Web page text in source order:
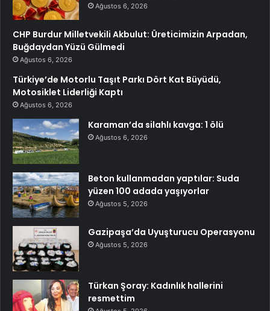
Ağustos 6, 2026
CHP Burdur Milletvekili Akbulut: Üreticimizin Arpadan,
Buğdaydan Yüzü Gülmedi
Ağustos 6, 2026
Türkiye’de Motorlu Taşıt Parkı Dört Kat Büyüdü,
Motosiklet Liderliği Kaptı
Ağustos 6, 2026
Karaman’da silahlı kavga: 1 ölü
Ağustos 6, 2026
Beton kullanmadan yaptılar: Suda
yüzen 100 adada yaşıyorlar
Ağustos 5, 2026
Gazipaşa’da Uyuşturucu Operasyonu
Ağustos 5, 2026
Türkan Şoray: Kadınlık hallerini
resmettim